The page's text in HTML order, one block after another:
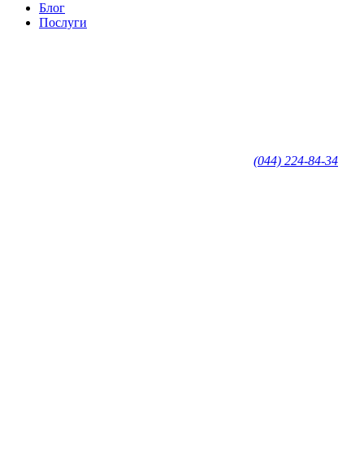
Блог
Послуги
(044) 224-84-34